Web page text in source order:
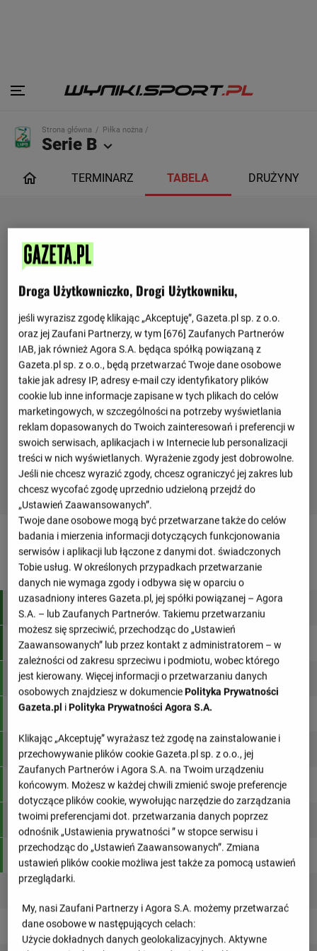
Strona główna Piłka nożna /
Serie B
TERMINARZ TABELA DRUŻYNY
Tabela ligowa - Serie B
M Bramki
1 Venezia 77:31
2 Frosinone 38 76:34
3 Monza 38 61:32
4 Palermo 38
5 Catanzaro 38 62:51
6 Modena 38 49:36 55
7 Juve Stabia 38 44:45
8 Avellino
10 Calcio Padova 38
Droga Użytkowniczko, Drogi Użytkowniku,
jeśli wyrazisz zgodę klikając „Akceptuję”, Gazeta.pl sp. z o.o.
oraz jej Zaufani Partnerzy, w tym [676] Zaufanych Partnerów
IAB, jak również Agora S.A. będąca spółką powiązaną z
Gazeta.pl sp. z o.o., będą przetwarzać Twoje dane osobowe
takie jak adresy IP, adresy e-mail czy identyfikatory plików
cookie lub inne informacje zapisane w tych plikach do celów
marketingowych, w szczególności na potrzeby wyświetlania
reklam dopasowanych do Twoich zainteresowań i preferencji w
swoich serwisach, aplikacjach i w Internecie lub personalizacji
treści w nich wyświetlanych. Wyrażenie zgody jest dobrowolne.
Jeśli nie chcesz wyrazić zgody, chcesz ograniczyć jej zakres lub
chcesz wycofać zgodę uprzednio udzieloną przejdź do
„Ustawień Zaawansowanych”.
Twoje dane osobowe mogą być przetwarzane także do celów
badania i mierzenia informacji dotyczących funkcjonowania
serwisów i aplikacji lub łączone z danymi dot. świadczonych
Tobie usług. W określonych przypadkach przetwarzanie
danych nie wymaga zgody i odbywa się w oparciu o
uzasadniony interes Gazeta.pl, jej spółki powiązanej – Agora
S.A. – lub Zaufanych Partnerów. Takiemu przetwarzaniu
możesz się sprzeciwić, przechodząc do „Ustawień
Zaawansowanych” lub przez kontakt z administratorem – w
zależności od zakresu sprzeciwu i podmiotu, wobec którego
jest kierowany. Więcej informacji o przetwarzaniu danych
osobowych znajdziesz w dokumenciePolityka Prywatności
Gazeta.pl iPolityka Prywatności Agora S.A.
Klikając „Akceptuję” wyrażasz też zgodę na zainstalowanie i
przechowywanie plików cookie Gazeta.pl sp. z o.o., jej
Zaufanych Partnerów i Agora S.A. na Twoim urządzeniu
końcowym. Możesz w każdej chwili zmienić swoje preferencje
dotyczące plików cookie, wywołując narzędzie do zarządzania
twoimi preferencjami dot. przetwarzania danych poprzez
odnośnik „Ustawienia prywatności ” w stopce serwisu i
przechodząc do „Ustawień Zaawansowanych”. Zmiana
ustawień plików cookie możliwa jest także za pomocą ustawień
przeglądarki.
My, nasi Zaufani Partnerzy i Agora S.A. możemy przetwarzać
dane osobowe w następujących celach:
Użycie dokładnych danych geolokalizacyjnych. Aktywne